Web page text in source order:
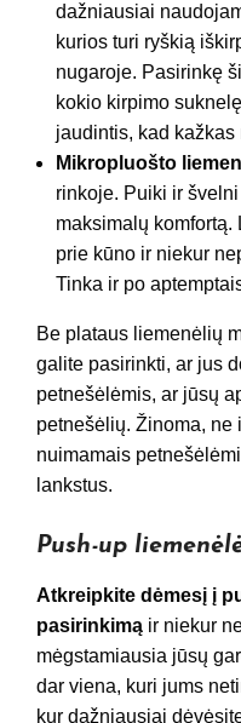
dažniausiai
kurios turi ryškią
nugaroje. Pasirinkę
kokio kirpimo
jaudintis, kad
Mikropluošto
rinkoje. Puiki ir
maksimalų
prie kūno ir niekur
Tinka ir po
Be plataus liemenėlių
galite pasirinkti, ar jus
petnešėlėmis, ar jūsų
petnešėlių. Žinoma, ne
nuimamais
lankstus.
Push-up
Atkreipkite dėmesį į
pasirinkimą ir niekur
mėgstamiausia jūsų
dar viena, kuri jums
kur dažniausiai